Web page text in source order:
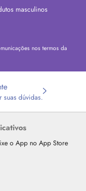
masculinos
nos termos da
suas dúvidas.